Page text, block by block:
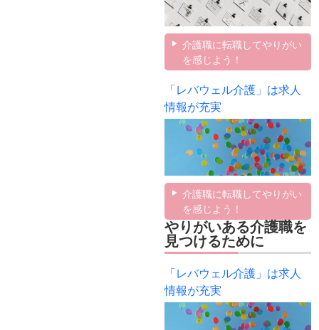
介護職に転職してやりがい
を感じよう！
「レバウェル介護」は求人
情報が充実
介護職に転職してやりがい
を感じよう！
やりがいある介護職を
見つけるために
「レバウェル介護」は求人
情報が充実